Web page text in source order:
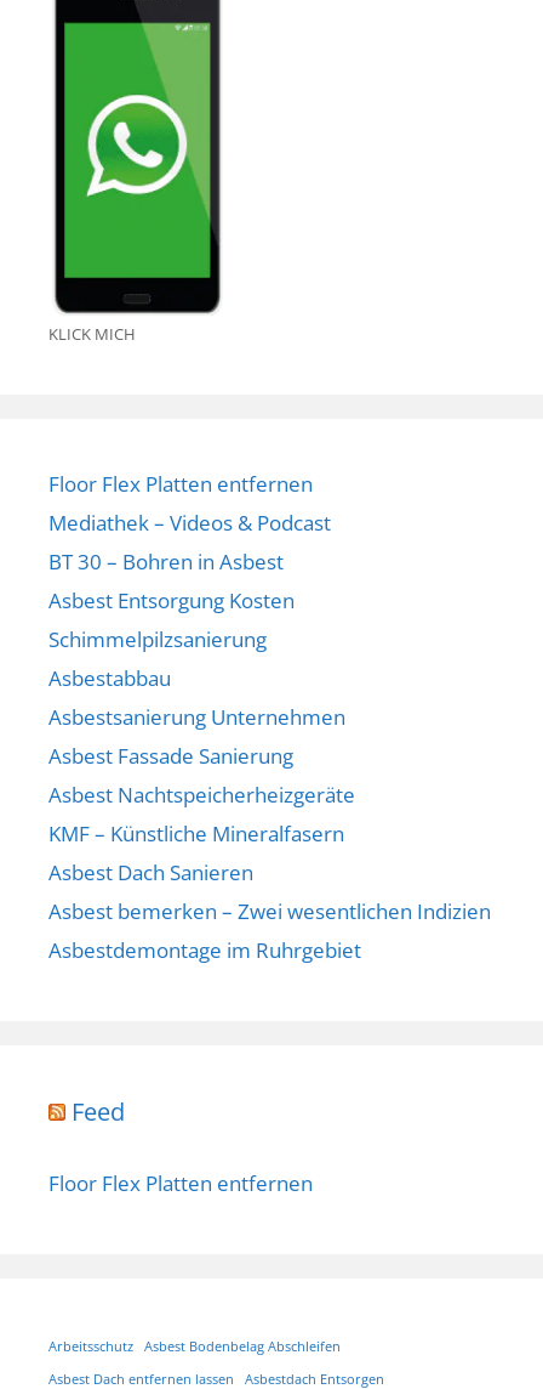
KLICK MICH
Floor Flex Platten entfernen
Mediathek – Videos & Podcast
BT 30 – Bohren in Asbest
Asbest Entsorgung Kosten
Schimmelpilzsanierung
Asbestabbau
Asbestsanierung Unternehmen
Asbest Fassade Sanierung
Asbest Nachtspeicherheizgeräte
KMF – Künstliche Mineralfasern
Asbest Dach Sanieren
Asbest bemerken – Zwei wesentlichen Indizien
Asbestdemontage im Ruhrgebiet
Feed
Floor Flex Platten entfernen
Arbeitsschutz
Asbest Bodenbelag Abschleifen
Asbest Dach entfernen lassen
Asbestdach Entsorgen